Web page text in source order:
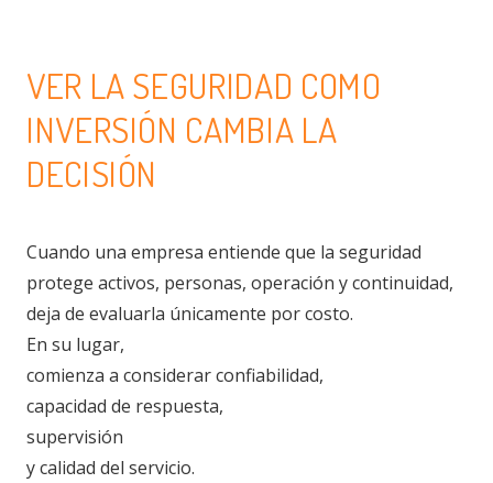
VER LA SEGURIDAD COMO
INVERSIÓN CAMBIA LA
DECISIÓN
Cuando una empresa entiende que la seguridad
protege activos, personas, operación y continuidad,
deja de evaluarla únicamente por costo.
En su lugar,
comienza a considerar confiabilidad,
capacidad de respuesta,
supervisión
y calidad del servicio.